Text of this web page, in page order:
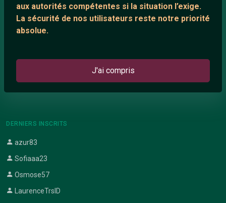
aux autorités compétentes si la situation l’exige.
La sécurité de nos utilisateurs reste notre priorité
absolue.
J'ai compris
ARTICLES RÉCENTS
Témoignage de nathanaelle
DERNIERS INSCRITS
azur83
Sofiaaa23
Osmose57
LaurenceTrsID